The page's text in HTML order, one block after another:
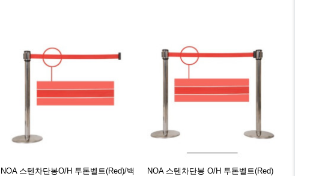
NOA 스텐차단봉O/H 투톤벨트(Red)/백
NOA 스텐차단봉 O/H 투톤벨트(Red)